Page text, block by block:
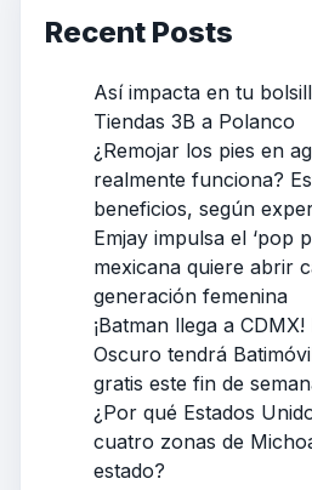
Recent Posts
Así impacta en tu
Tiendas 3B a Polanco
¿Remojar los pies en
realmente funciona?
beneficios, según
Emjay impulsa el ‘pop
mexicana quiere abrir
generación femenina
¡Batman llega a
Oscuro tendrá
gratis este fin de
¿Por qué Estados
cuatro zonas de
estado?